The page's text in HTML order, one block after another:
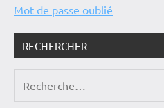
Mot de passe oublié
RECHERCHER